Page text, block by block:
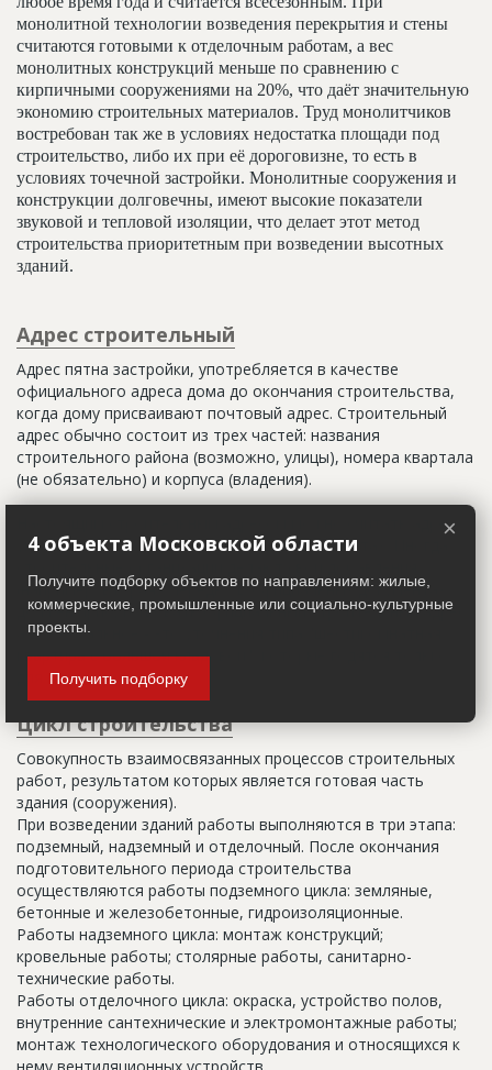
монолитной технологии возведения перекрытия и стены
считаются готовыми к отделочным работам, а вес
монолитных конструкций меньше по сравнению с
кирпичными сооружениями на 20%, что даёт значительную
экономию строительных материалов. Труд монолитчиков
востребован так же в условиях недостатка площади под
строительство, либо их при её дороговизне, то есть в
условиях точечной застройки. Монолитные сооружения и
конструкции долговечны, имеют высокие показатели
звуковой и тепловой изоляции, что делает этот метод
строительства приоритетным при возведении высотных
зданий.
Адрес строительный
Адрес пятна застройки, употребляется в качестве
официального адреса дома до окончания строительства,
когда дому присваивают почтовый адрес. Строительный
адрес обычно состоит из трех частей: названия
строительного района (возможно, улицы), номера квартала
(не обязательно) и корпуса (владения).
Настоящим строительным адресом можно считать адрес,
указанный в правоустанавливающих документах. Иногда
(например, вторая очередь). В официальных документах
должен присутствовать официальный строительный адрес,
а все остальное - это уточнения типа "шестикомнатная
квартира с большой кладовой", которые годятся только
для переговоров.
Цикл строительства
Совокупность взаимосвязанных процессов строительных
работ, результатом которых является готовая часть
здания (сооружения).
При возведении зданий работы выполняются в три этапа:
подземный, надземный и отделочный. После окончания
подготовительного периода строительства
осуществляются работы подземного цикла: земляные,
бетонные и железобетонные, гидроизоляционные.
Работы надземного цикла: монтаж конструкций;
кровельные работы; столярные работы, санитарно-
технические работы.
Работы отделочного цикла: окраска, устройство полов,
внутренние сантехнические и электромонтажные работы;
монтаж технологического оборудования и относящихся к
×
4 объекта Московской области
Получите подборку объектов по направлениям: жилые,
коммерческие, промышленные или социально-культурные
проекты.
Получить подборку